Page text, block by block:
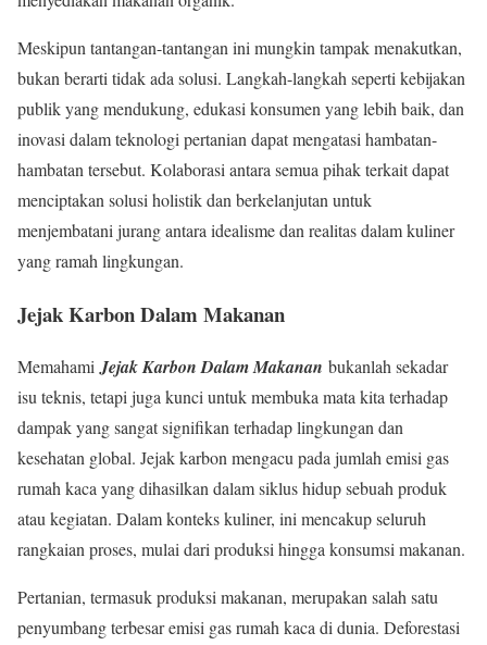
Meskipun tantangan-tantangan ini mungkin tampak menakutkan,
bukan berarti tidak ada solusi. Langkah-langkah seperti kebijakan
publik yang mendukung, edukasi konsumen yang lebih baik, dan
inovasi dalam teknologi pertanian dapat mengatasi hambatan-
hambatan tersebut. Kolaborasi antara semua pihak terkait dapat
menciptakan solusi holistik dan berkelanjutan untuk
menjembatani jurang antara idealisme dan realitas dalam kuliner
yang ramah lingkungan.
Jejak Karbon Dalam Makanan
MemahamiJejak Karbon Dalam Makanan bukanlah sekadar
isu teknis, tetapi juga kunci untuk membuka mata kita terhadap
dampak yang sangat signifikan terhadap lingkungan dan
kesehatan global. Jejak karbon mengacu pada jumlah emisi gas
rumah kaca yang dihasilkan dalam siklus hidup sebuah produk
atau kegiatan. Dalam konteks kuliner, ini mencakup seluruh
rangkaian proses, mulai dari produksi hingga konsumsi makanan.
Pertanian, termasuk produksi makanan, merupakan salah satu
penyumbang terbesar emisi gas rumah kaca di dunia. Deforestasi